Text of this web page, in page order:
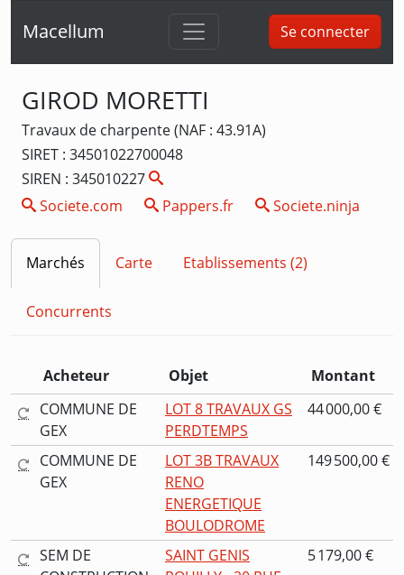
Macellum Se connecter
GIROD MORETTI
Travaux de charpente (NAF : 43.91A)
SIRET : 34501022700048
SIREN : 345010227
Societe.com
Pappers.fr Societe.ninja
Marchés Carte Etablissements (2)
Concurrents
Acheteur Objet
Montant
COMMUNE DE
GEX
LOT 8 TRAVAUX GS
PERDTEMPS
44 000,00 €
COMMUNE DE
GEX
LOT 3B TRAVAUX
RENO
ENERGETIQUE
BOULODROME
149 500,00 €
SEM DE
SAINT GENIS
5 179,00 €